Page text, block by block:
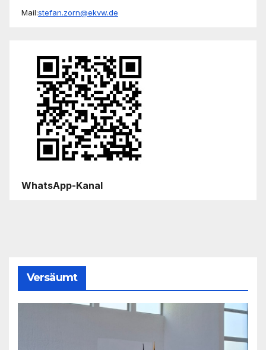
Mail:stefan.zorn@ekvw.de
WhatsApp-Kanal
Versäumt